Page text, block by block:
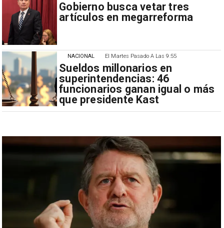
Gobierno busca vetar tres
artículos en megarreforma
El Martes Pasado A Las 9:55
Sueldos millonarios en
superintendencias: 46
funcionarios ganan igual o más
que presidente Kast
NACIONAL